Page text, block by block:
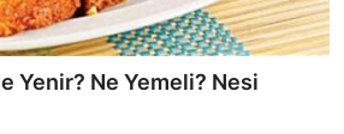
Yenir? Ne Yemeli? Nesi